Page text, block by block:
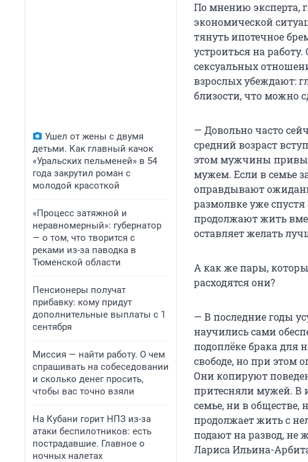
Ушел от жены с двумя
детьми. Как главный качок
«Уральских пельменей» в 54
года закрутил роман с
молодой красоткой
«Процесс затяжной и
неравномерный»: губернатор
— о том, что творится с
реками из-за паводка в
Тюменской области
Пенсионеры получат
прибавку: кому придут
дополнительные выплаты с 1
сентября
Миссия — найти работу. О чем
спрашивать на собеседовании
и сколько денег просить,
чтобы вас точно взяли
На Кубани горит НПЗ из-за
атаки беспилотников: есть
пострадавшие. Главное о
ночных налетах
По мнению эксперта,
экономической
тянуть ипотечное
устроиться на
сексуальных
взрослых убеждают:
близости, что можно
— Довольно часто
средний возраст
этом мужчины
мужем. Если в семье
оправдывают
размолвке уже
продолжают жить
оставляет желать
А как же пары,
расходятся они?
— В последние годы
научились сами
подоплёке брака для
свободе, но при этом
Они копируют
притесняли мужей. В
семье, ни в
продолжает жить с
подают на развод, не
Лариса Ильина-